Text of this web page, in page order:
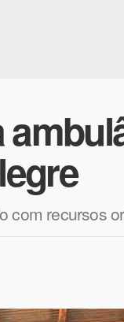
com recursos